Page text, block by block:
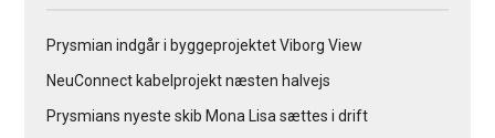
Prysmian indgår i byggeprojektet Viborg View
NeuConnect kabelprojekt næsten halvejs
Prysmians nyeste skib Mona Lisa sættes i drift